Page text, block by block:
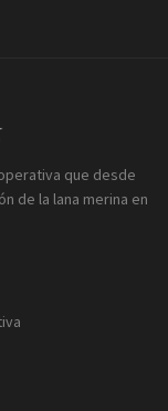
que desde
de la lana merina en